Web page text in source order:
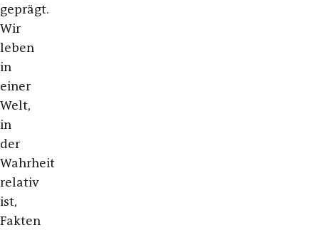
geprägt.
Wir
leben
in
einer
Welt,
in
der
Wahrheit
relativ
ist,
Fakten